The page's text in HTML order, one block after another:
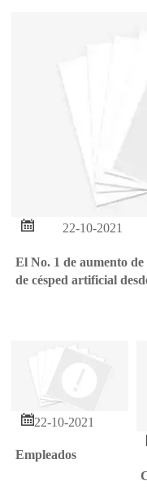
 22-10-2021
El No. 1 de aumento
de césped artificial
22-10-2021
Empleados